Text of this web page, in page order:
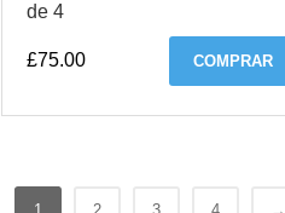
de 4
£75.00 COMPRAR